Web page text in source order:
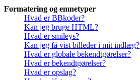
Formatering og emnetyper
Hvad er BBkoder?
Kan jeg bruge HTML?
Hvad er smileys?
Kan jeg få vist billeder i mit indlæg?
Hvad er globale bekendtgørelser?
Hvad er bekendtgørelser?
Hvad er opslag?